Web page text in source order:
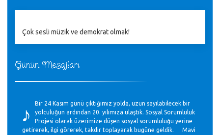
Günün Mesajları
♪
Bir 24 Kasım günü çıktığımız yolda, uzun sayılabilecek bir
yolculuğun ardından 20. yılımıza ulaştık. Sosyal Sorumluluk
Projesi olarak üzerimize düşen sosyal sorumluluğu yerine
getirerek, ilgi görerek, takdir toplayarak bugüne geldik. Mavi
Çok sesli müzik ve demokrat olmak!